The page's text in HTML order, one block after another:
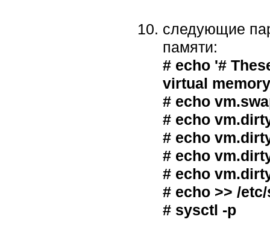
следующие
памяти:
# echo '#
virtual
# echo
# echo
# echo
# echo
# echo
# echo >> /
# sysctl -p